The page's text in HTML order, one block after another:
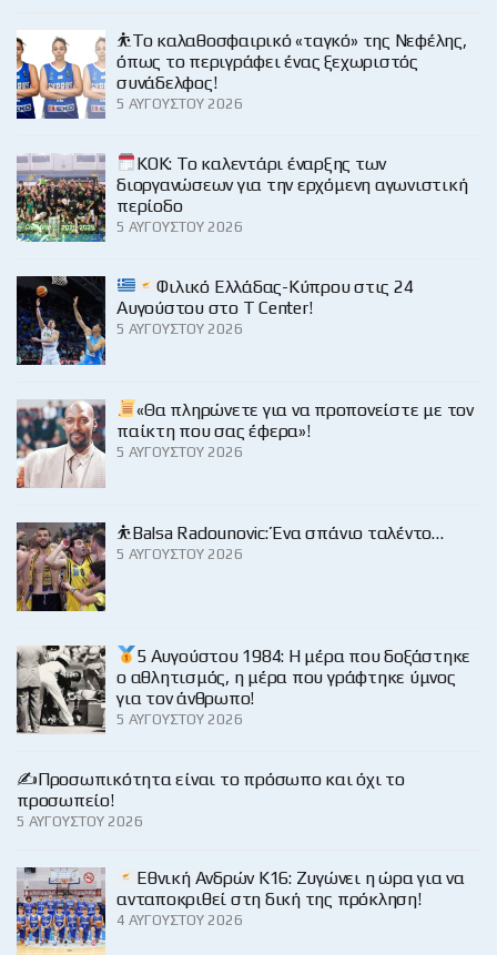
⛹️‍Το καλαθοσφαιρικό «ταγκό» της Νεφέλης,
όπως το περιγράφει ένας ξεχωριστός
συνάδελφος!
5 ΑΥΓΟΎΣΤΟΥ 2026
KOK: Το καλεντάρι έναρξης των
διοργανώσεων για την ερχόμενη αγωνιστική
περίοδο
5 ΑΥΓΟΎΣΤΟΥ 2026
Φιλικό Ελλάδας-Κύπρου στις 24
Αυγούστου στο Τ Center!
5 ΑΥΓΟΎΣΤΟΥ 2026
«Θα πληρώνετε για να προπονείστε με τον
παίκτη που σας έφερα»!
5 ΑΥΓΟΎΣΤΟΥ 2026
⛹️Balsa Radounovic: Ένα σπάνιο ταλέντο…
5 ΑΥΓΟΎΣΤΟΥ 2026
5 Αυγούστου 1984: Η μέρα που δοξάστηκε
ο αθλητισμός, η μέρα που γράφτηκε ύμνος
για τον άνθρωπο!
5 ΑΥΓΟΎΣΤΟΥ 2026
✍️Προσωπικότητα είναι το πρόσωπο και όχι το
προσωπείο!
5 ΑΥΓΟΎΣΤΟΥ 2026
Εθνική Ανδρών Κ16: Ζυγώνει η ώρα για να
ανταποκριθεί στη δική της πρόκληση!
4 ΑΥΓΟΎΣΤΟΥ 2026